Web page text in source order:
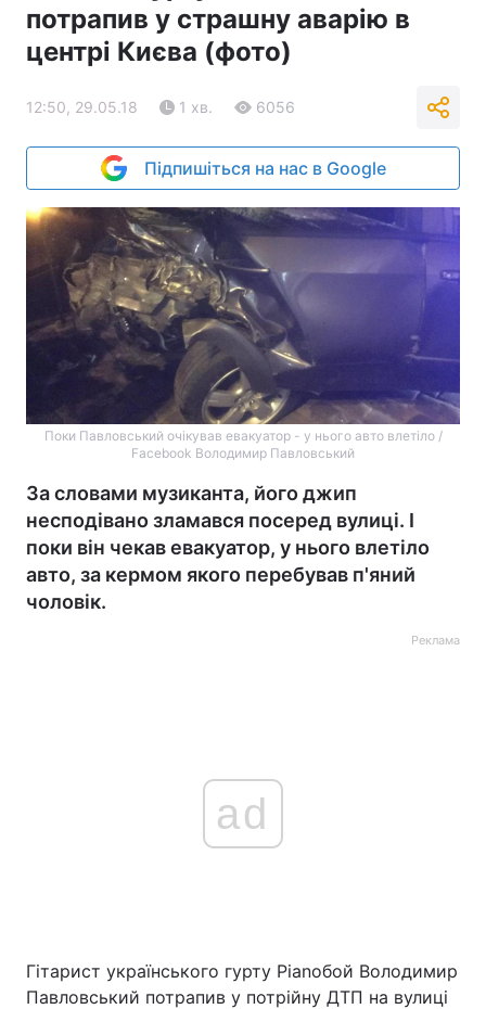
потрапив у страшну аварію в
центрі Києва (фото)
12:50, 29.05.18 1 хв. 6056
Підпишіться на нас в Google
Поки Павловський очікував евакуатор - у нього авто влетіло /
Facebook Володимир Павловський
За словами музиканта, його джип
несподівано зламався посеред вулиці. І
поки він чекав евакуатор, у нього влетіло
авто, за кермом якого перебував п'яний
чоловік.
Реклама
ad
Гітарист українського гурту Ріаnобой Володимир
Павловський потрапив у потрійну ДТП на вулиці